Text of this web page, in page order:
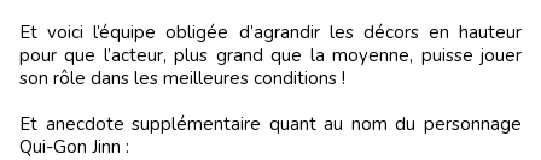
Et voici l’équipe obligée d’agrandir les décors en hauteur
pour que l’acteur, plus grand que la moyenne, puisse jouer
son rôle dans les meilleures conditions !
Et anecdote supplémentaire quant au nom du personnage
Qui-Gon Jinn :